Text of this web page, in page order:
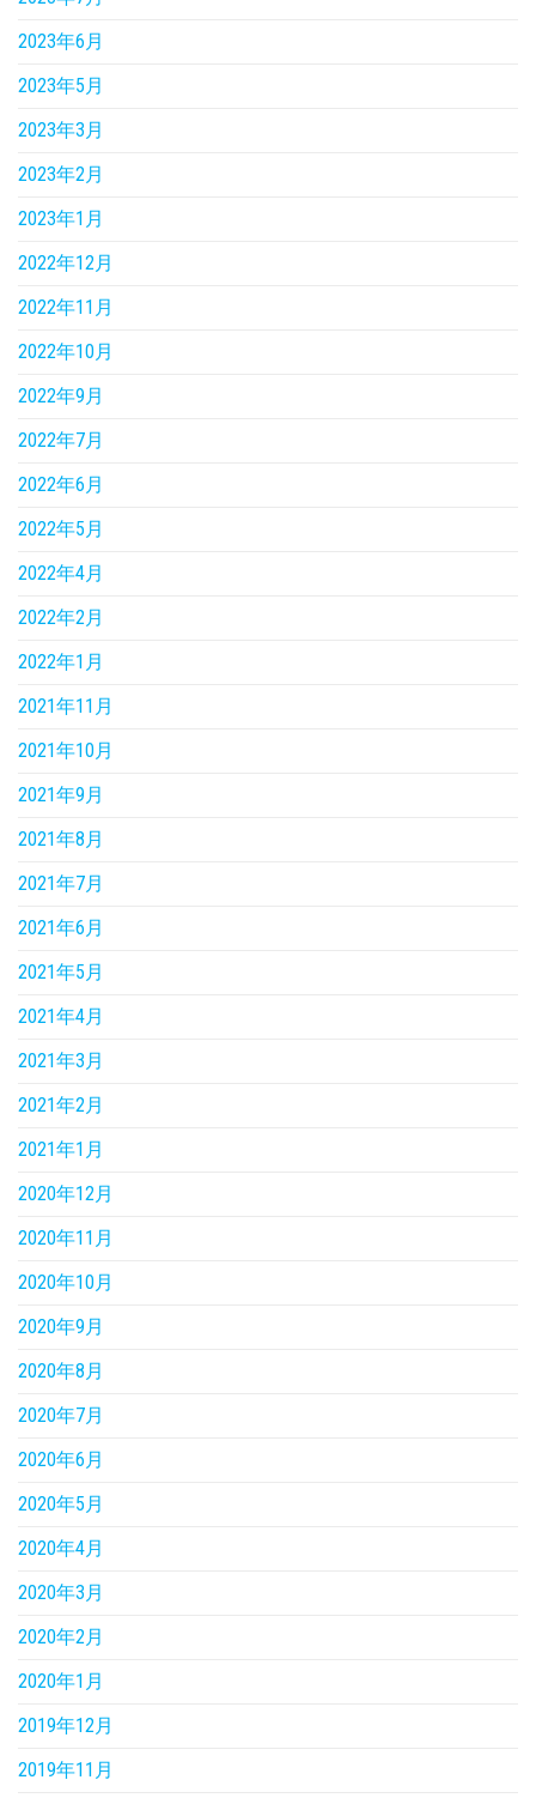
2023年6月
2023年5月
2023年3月
2023年2月
2023年1月
2022年12月
2022年11月
2022年10月
2022年9月
2022年7月
2022年6月
2022年5月
2022年4月
2022年2月
2022年1月
2021年11月
2021年10月
2021年9月
2021年8月
2021年7月
2021年6月
2021年5月
2021年4月
2021年3月
2021年2月
2021年1月
2020年12月
2020年11月
2020年10月
2020年9月
2020年8月
2020年7月
2020年6月
2020年5月
2020年4月
2020年3月
2020年2月
2020年1月
2019年12月
2019年11月